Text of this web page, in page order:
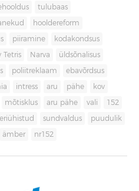
tulubaas
hooldereform
piiramine kodakondsus
Tetris Narva üldsõnalisus
poliitreklaam ebavõrdsus
intress aru pähe kov
mõtisklus aru pähe vali 152
sundvaldus puudulik
ämber nr152